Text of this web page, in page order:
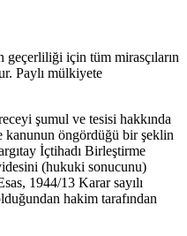
geçerliliği için tüm mirasçıların
Paylı mülkiyete
şumul ve tesisi hakkında
kanunun öngördüğü bir şeklin
İçtihadı Birleştirme
(hukuki sonucunu)
1944/13 Karar sayılı
hakim tarafından